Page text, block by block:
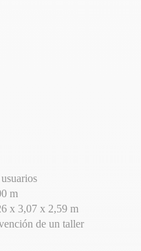
m
x 3,07 x 2,59 m
de un taller